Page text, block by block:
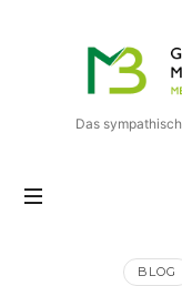
Oehri
&
Kaiser
AG
Das
BLOG